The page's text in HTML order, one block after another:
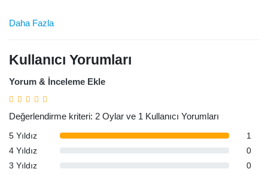
Daha Fazla
Kullanıcı Yorumları
Yorum & İnceleme Ekle
Değerlendirme kriteri: 2 Oylar ve 1 Kullanıcı Yorumları
5 Yıldız
1
4 Yıldız
0
3 Yıldız
0